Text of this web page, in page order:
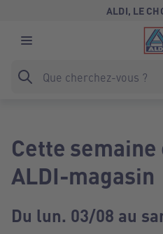
ALDI, LE
Cette
ALDI-magasin
Du lun. 03/08 au